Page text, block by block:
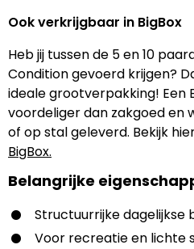
Ook verkrijgbaar in BigBox
Heb jij tussen de 5 en 10
Condition gevoerd krijgen?
ideale grootverpakking! Een
voordeliger dan zakgoed en
of op stal geleverd. Bekijk
BigBox.
Belangrijke
Structuurrijke dagelijkse
Voor recreatie en lichte